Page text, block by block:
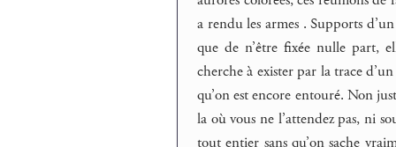
a rendu les armes . Supports
que de n’être fixée nulle part,
cherche à exister par la trace
qu’on est encore entouré. Non
la où vous ne l’attendez pas, ni
tout entier sans qu’on sache